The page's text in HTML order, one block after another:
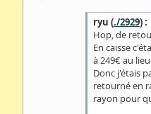
ryu (./2929) :
Hop, de
En caisse
à 249€ au
Donc j'étais
retourné en
rayon pour